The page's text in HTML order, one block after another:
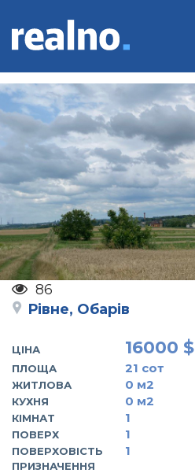
86
Рівне, Обарів
ЦІНА 16000 $
ПЛОЩА 21 сот
ЖИТЛОВА 0 м2
КУХНЯ 0 м2
КІМНАТ 1
ПОВЕРХ 1
ПОВЕРХОВІСТЬ 1
ПРИЗНАЧЕННЯ